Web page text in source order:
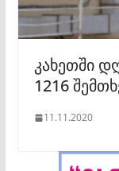
კახეთში
1216
11.11.2020